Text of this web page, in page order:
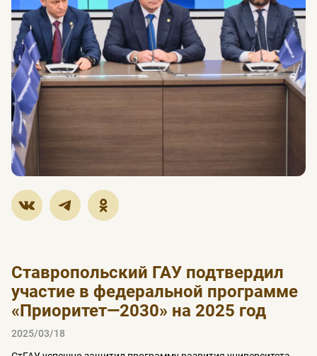
Ставропольский ГАУ подтвердил
участие в федеральной программе
«Приоритет—2030» на 2025 год
2025/03/18